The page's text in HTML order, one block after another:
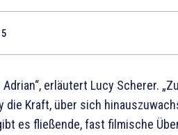
erläutert Lucy Scherer.
die Kraft, über sich
es fließende, fast filmische